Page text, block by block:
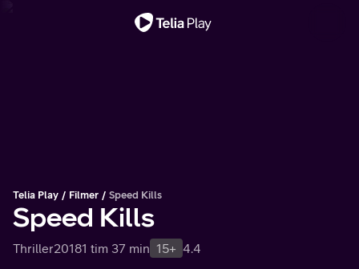
Telia Play Filmer Speed Kills
Speed Kills
Thriller20181 tim 37 min 15+ 4.4